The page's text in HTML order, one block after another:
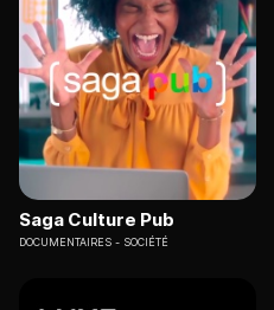
Saga Culture Pub
DOCUMENTAIRES SOCIÉTÉ